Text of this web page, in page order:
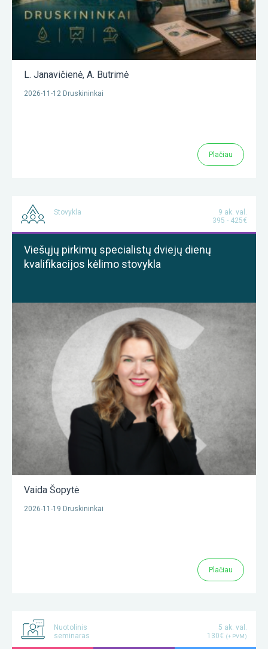
L. Janavičienė, A. Butrimė
2026-11-12 Druskininkai
Plačiau
Stovykla
9 ak. val.
395 - 425€
Viešųjų pirkimų specialistų dviejų dienų
kvalifikacijos kėlimo stovykla
Vaida Šopytė
2026-11-19 Druskininkai
Plačiau
Nuotolinis
seminaras
5 ak. val.
130€ (+ PVM)